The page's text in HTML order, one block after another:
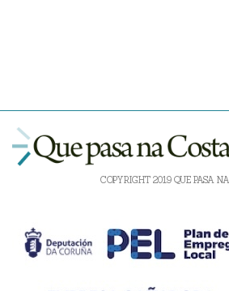
COPYRIGHT 2019 QUE PASA